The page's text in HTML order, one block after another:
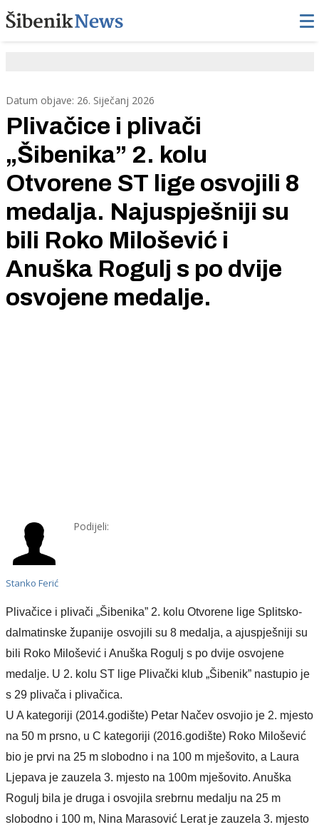
Datum objave: 26. Siječanj 2026
Plivačice i plivači
„Šibenika” 2. kolu
Otvorene ST lige osvojili 8
medalja. Najuspješniji su
bili Roko Milošević i
Anuška Rogulj s po dvije
osvojene medalje.
Stanko Ferić
Podijeli:
Plivačice i plivači „Šibenika” 2. kol u Otvorene lige Splitsko-
dalmatinske županije osvojili su 8 medalja, a ajuspješniji su
bili Roko Milošević i Anuška Rogulj s po dvije osvojene
medalje. U 2. kol u ST lige Plivački klub „Šibenik” nastupio je
s29 plivača i plivačica.
U A kategoriji (2014.godište) Petar Načev osvojio je2. mjesto
na 50 m prsno, u C kategoriji (2016.godište) Roko Milošević
bio je prvi na 25 m slobodno i na 100 m mješovito, a Laura
Ljepava je zauzela 3. mjesto na 100m mješovito. Anuška
Rogulj bila je druga i osvojila srebrnu medalju na 25 m
slobodno i 100 m, Nina Marasović Lerat je zauzela 3. mjesto